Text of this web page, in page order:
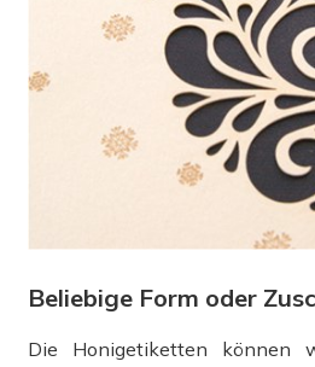
Beliebige Form oder
Die Honigetiketten können